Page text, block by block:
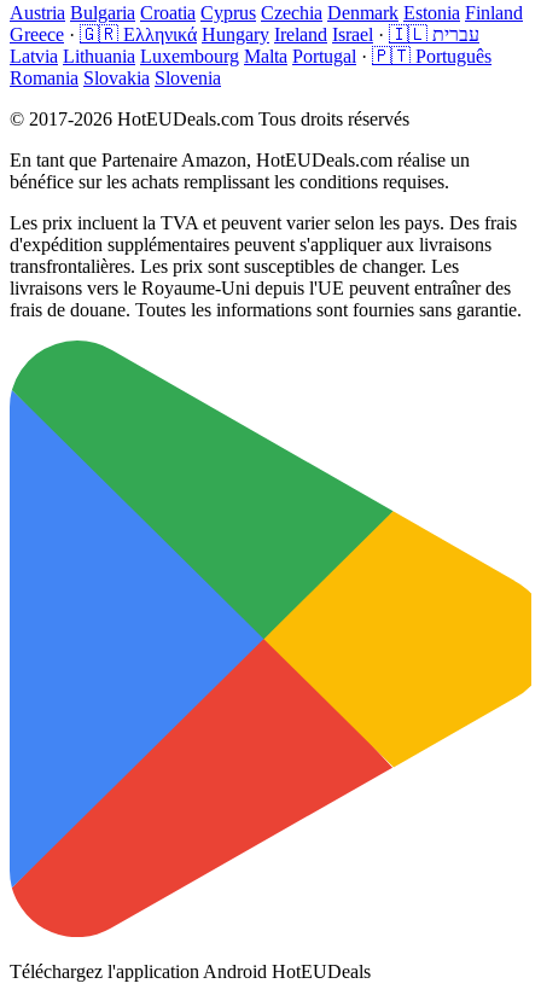
Austria Bulgaria Croatia Cyprus Czechia Denmark Estonia Finland
Greece · 🇬🇷 Ελληνικά Hungary Ireland Israel ·
🇮🇱 עברית
Latvia Lithuania Luxembourg Malta Portugal · 🇵🇹 Português
Romania Slovakia Slovenia
© 2017-2026 HotEUDeals.com Tous droits réservés
En tant que Partenaire Amazon, HotEUDeals.com réalise un
bénéfice sur les achats remplissant les conditions requises.
Les prix incluent la TVA et peuvent varier selon les pays. Des frais
d'expédition supplémentaires peuvent s'appliquer aux livraisons
transfrontalières. Les prix sont susceptibles de changer. Les
livraisons vers le Royaume-Uni depuis l'UE peuvent entraîner des
frais de douane. Toutes les informations sont fournies sans garantie.
Téléchargez l'application Android HotEUDeals